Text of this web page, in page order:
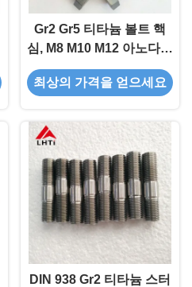
Gr2 Gr5 티타늄 볼트 핵
심, M8 M10 M12 아노다이
징 티타늄 육각 헤드 볼트
최상의 가격을 얻으세요
DIN 938 Gr2 티타늄 스터